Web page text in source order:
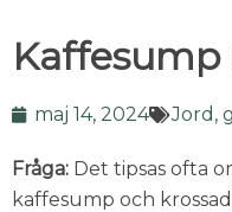
Kaffesump
maj 14, 2024 Jord,
Fråga: Det tipsas ofta
kaffesump och